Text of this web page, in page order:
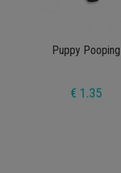
Puppy Pooping
€ 1.35